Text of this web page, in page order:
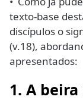
texto-base
discípulos o
(v.18),
apresentados:
1. A